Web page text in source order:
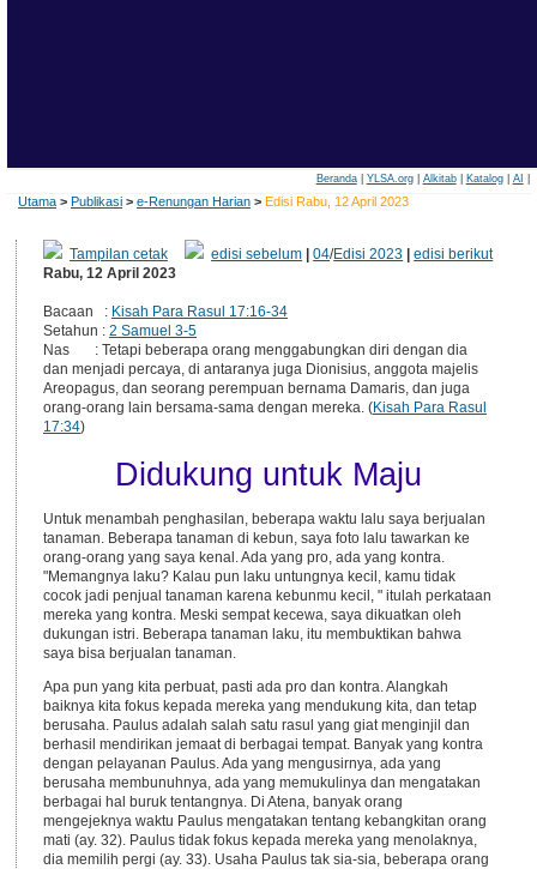
Beranda| YLSA.org| Alkitab| Katalog| AI
Utama > Publikasi > e-Renungan Harian > Edisi Rabu, 12 April 2023
Tampilan cetak edisi sebelum |04/Edisi 2023 |edisi berikut
Rabu, 12 April 2023
Bacaan : Kisah Para Rasul 17:16-34
Setahun : 2 Samuel 3-5
Nas : Tetapi beberapa orang menggabungkan diri dengan dia
dan menjadi percaya, di antaranya juga Dionisius, anggota majelis
Areopagus, dan seorang perempuan bernama Damaris, dan juga
orang-orang lain bersama-sama dengan mereka. (Kisah Para Rasul
17:34)
Didukung untuk Maju
Untuk menambah penghasilan, beberapa waktu lalu saya berjualan
tanaman. Beberapa tanaman di kebun, saya foto lalu tawarkan ke
orang-orang yang saya kenal. Ada yang pro, ada yang kontra.
"Memangnya laku? Kalau pun laku untungnya kecil, kamu tidak
cocok jadi penjual tanaman karena kebunmu kecil, " itulah perkataan
mereka yang kontra. Meski sempat kecewa, saya dikuatkan oleh
dukungan istri. Beberapa tanaman laku, itu membuktikan bahwa
saya bisa berjualan tanaman.
Apa pun yang kita perbuat, pasti ada pro dan kontra. Alangkah
baiknya kita fokus kepada mereka yang mendukung kita, dan tetap
berusaha. Paulus adalah salah satu rasul yang giat menginjil dan
berhasil mendirikan jemaat di berbagai tempat. Banyak yang kontra
dengan pelayanan Paulus. Ada yang mengusirnya, ada yang
berusaha membunuhnya, ada yang memukulinya dan mengatakan
berbagai hal buruk tentangnya. Di Atena, banyak orang
mengejeknya waktu Paulus mengatakan tentang kebangkitan orang
mati (ay. 32). Paulus tidak fokus kepada mereka yang menolaknya,
dia memilih pergi (ay. 33). Usaha Paulus tak sia-sia, beberapa orang